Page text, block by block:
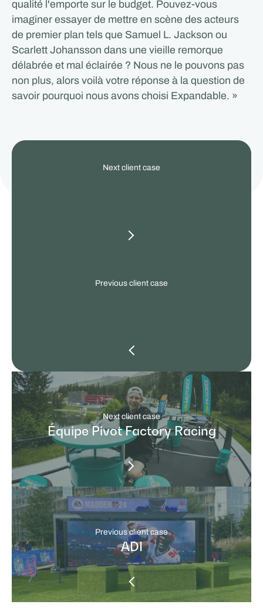
qualité l'emporte sur le budget. Pouvez-vous
imaginer essayer de mettre en scène des acteurs
de premier plan tels que Samuel L. Jackson ou
Scarlett Johansson dans une vieille remorque
délabrée et mal éclairée ? Nous ne le pouvons pas
non plus, alors voilà votre réponse à la question de
savoir pourquoi nous avons choisi Expandable. »
View
Previous client case
Next client case
Previous client case
ADI
Next client case
Équipe Pivot Factory Racing